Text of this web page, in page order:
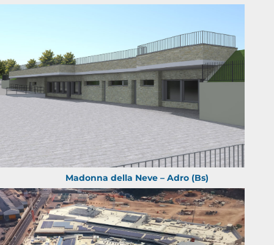
Madonna della Neve – Adro (Bs)